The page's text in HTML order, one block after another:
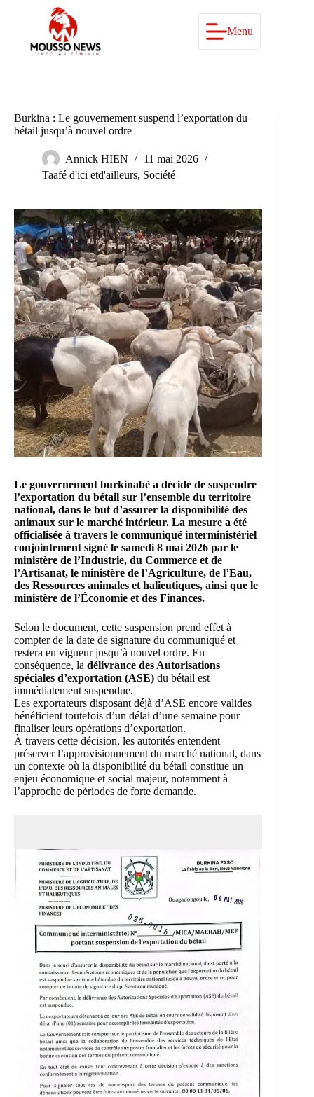
Menu
Burkina : Le gouvernement suspend l’exportation du
bétail jusqu’à nouvel ordre
Annick HIEN
11 mai 2026
Taafé d'ici etd'ailleurs, Société
Le gouvernement burkinabè a décidé de suspendre
l’exportation du bétail sur l’ensemble du territoire
national, dans le but d’assurer la disponibilité des
animaux sur le marché intérieur. La mesure a été
officialisée à travers le communiqué interministériel
conjointement signé le samedi 8 mai 2026 par le
ministère de l’Industrie, du Commerce et de
l’Artisanat, le ministère de l’Agriculture, de l’Eau,
des Ressources animales et halieutiques, ainsi que le
ministère de l’Économie et des Finances.
Selon le document, cette suspension prend effet à
compter de la date de signature du communiqué et
restera en vigueur jusqu’à nouvel ordre. En
conséquence, la délivrance des Autorisations
spéciales d’exportation (ASE) du bétail est
immédiatement suspendue.
Les exportateurs disposant déjà d’ASE encore valides
bénéficient toutefois d’un délai d’une semaine pour
finaliser leurs opérations d’exportation.
À travers cette décision, les autorités entendent
préserver l’approvisionnement du marché national, dans
un contexte où la disponibilité du bétail constitue un
enjeu économique et social majeur, notamment à
l’approche de périodes de forte demande.